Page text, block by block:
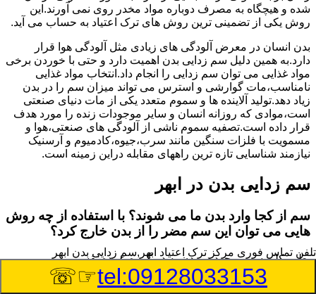
شده و هیچگاه به مصرف دوباره مواد مخدر روی نمی آورند.این
روش یکی از تضمینی ترین روش های ترک اعتیاد به حساب می آید.
بدن انسان در معرض آلودگی های زیادی مثل آلودگی هوا قرار
دارد.به همین دلیل سم زدایی بدن اهمیت دارد و حتی با خوردن برخی
مواد غذایی می توان سم زدایی را انجام داد.انتخاب مواد غذایی
نامناسب،مات گوارشی و استرس می تواند میزان سم را در بدن
زیاد دهد.تولید آلاینده ها و سموم متعدد یکی از مات دنیای صنعتی
است،موادی که روزانه انسان و سایر موجودات زنده را مورد هدف
قرار داده است.تصفیه سموم ناشی از آلودگی های صنعتی،هوا و
مسمویت با فلزات سنگین مانند سرب،جیوه،کادمیوم و آرسنیک
نیازمند شناسایی تازه ترین راههای مقابله دراین زمینه است.
سم زدایی بدن در ابهر
سم از کجا وارد بدن ما می شوند؟ با استفاده از چه روش
هایی می توان این سم مضر را از بدن خارج کرد؟
بطور کلی سم موجود در بدن به دو گروه عمده تقسیم می
شوند.بخش بزرگی از این سموم مثل مواد به جا مانده از سموم
گیاهی و آفت کش ها،فلزات سنگین ناشی از آلودگی هوا،انواع
تلفن تماس فوری مرکز ترک اعتیاد ابهر,سم زدایی بدن ابهر
tel:09128033153
☞☏